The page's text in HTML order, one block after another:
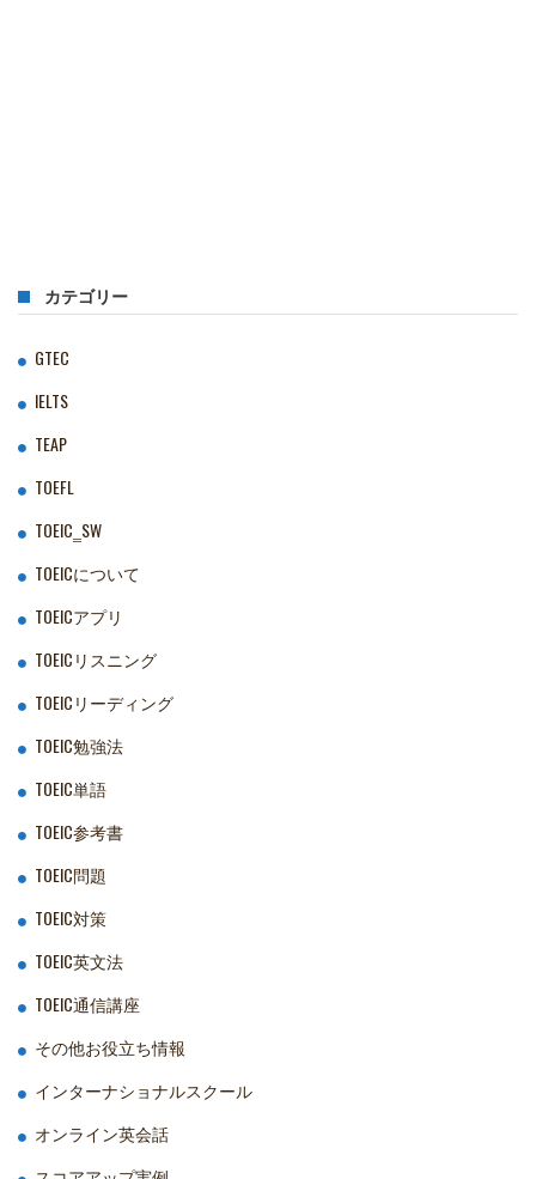
カテゴリー
GTEC
IELTS
TEAP
TOEFL
TOEIC‗SW
TOEICについて
TOEICアプリ
TOEICリスニング
TOEICリーディング
TOEIC勉強法
TOEIC単語
TOEIC参考書
TOEIC問題
TOEIC対策
TOEIC英文法
TOEIC通信講座
その他お役立ち情報
インターナショナルスクール
オンライン英会話